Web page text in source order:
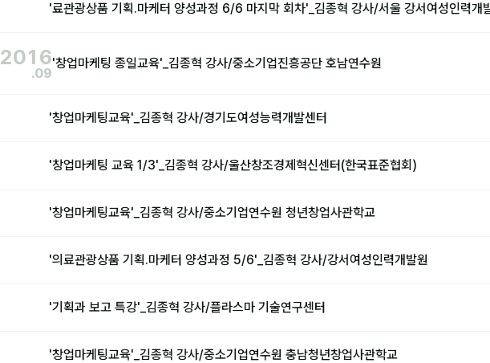
'료관광상품 기획.마케터 양성과정 6/6 마지막 회차'_김종혁 강사/서울 강서여성인력개
2016
.09
'창업마케팅 종일교육'_김종혁 강사/중소기업진흥공단 호남연수원
'창업마케팅교육'_김종혁 강사/경기도여성능력개발센터
'창업마케팅 교육 1/3'_김종혁 강사/울산창조경제혁신센터(한국표준협회)
'창업마케팅교육'_김종혁 강사/중소기업연수원 청년창업사관학교
'의료관광상품 기획.마케터 양성과정 5/6'_김종혁 강사/강서여성인력개발원
'기획과 보고 특강'_김종혁 강사/플라스마 기술연구센터
'창업마케팅교육'_김종혁 강사/중소기업연수원 충남청년창업사관학교